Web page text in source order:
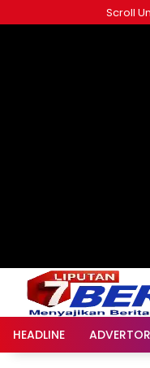
ke
Scroll
HEADLINE